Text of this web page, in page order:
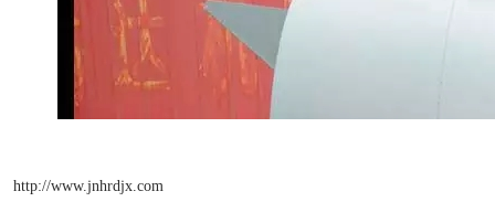
http://www.jnhrdjx.com